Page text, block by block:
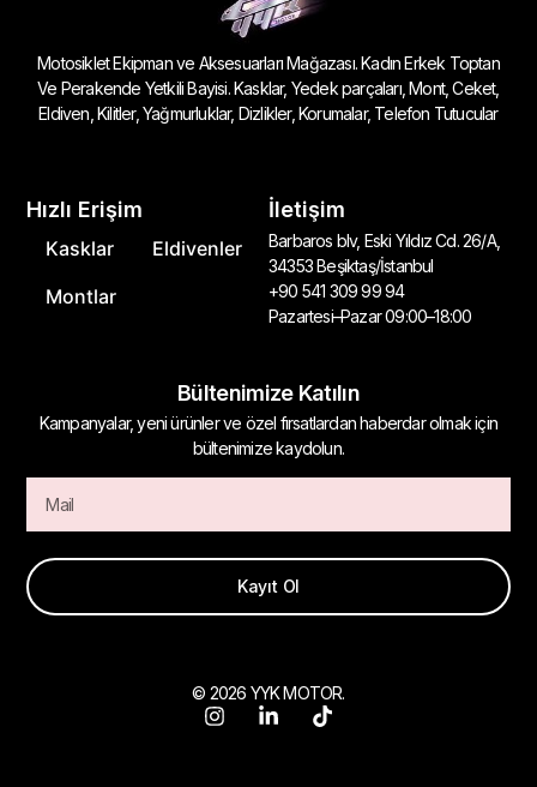
Motosiklet Ekipman ve Aksesuarları Mağazası. Kadın Erkek Toptan
Ve Perakende Yetkili Bayisi. Kasklar, Yedek parçaları, Mont, Ceket,
Eldiven, Kilitler, Yağmurluklar, Dizlikler, Korumalar, Telefon Tutucular
Hızlı Erişim
Kasklar
Eldivenler
Montlar
İletişim
Barbaros blv, Eski Yıldız Cd. 26/A,
34353 Beşiktaş/İstanbul
+90 541 309 99 94
Pazartesi–Pazar 09:00–18:00
Bültenimize Katılın
Kampanyalar, yeni ürünler ve özel fırsatlardan haberdar olmak için
bültenimize kaydolun.
Kayıt Ol
© 2026 YYK MOTOR.